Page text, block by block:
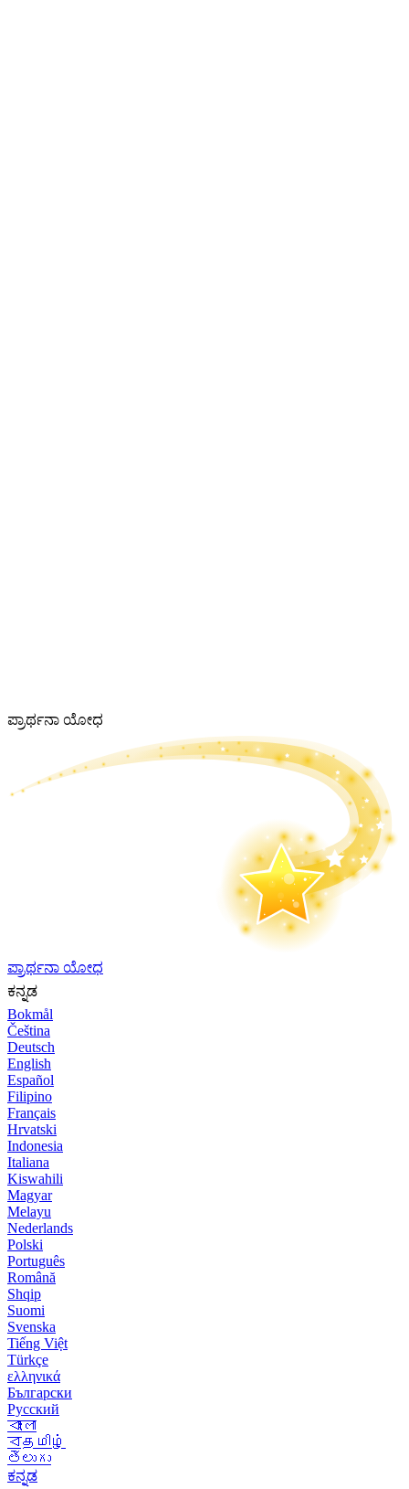
ಪ್ರಾರ್ಥನಾ ಯೋಧ
ಪ್ರಾರ್ಥನಾ ಯೋಧ
ಕನ್ನಡ
Bokmål
Čeština
Deutsch
English
Español
Filipino
Français
Hrvatski
Indonesia
Italiana
Kiswahili
Magyar
Melayu
Nederlands
Polski
Português
Română
Shqip
Suomi
Svenska
Tiếng Việt
Türkçe
ελληνικά
Български
Русский
বাংলা
বதமிழ்
తెలుగు
ಕನ್ನಡ